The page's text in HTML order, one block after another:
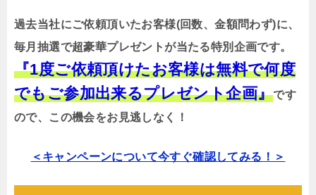
過去当社にご依頼頂いたお客様(回数、金額問わず)に、
毎月抽選で超豪華プレゼントが当たる特別企画です。
『1度ご依頼頂けたお客様は無料で何度
でもご参加出来るプレゼント企画』です
ので、この機会をお見逃しなく！
＜キャンペーンについて今すぐ確認してみる！＞